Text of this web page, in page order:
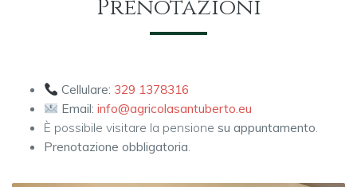
Prenotazioni
Cellulare: 329 1378316
Email: info@agricolasantuberto.eu
È possibile visitare la pensione su appuntamento.
Prenotazione obbligatoria.